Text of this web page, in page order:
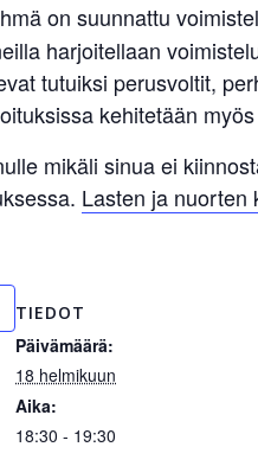
on suunnattu
harjoitellaan
tutuiksi perusvoltit,
kehitetään
mikäli sinua ei
Lasten ja nuorten
TIEDOT
Päivämäärä:
18 helmikuun
Aika:
18:30 - 19:30